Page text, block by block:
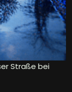
Straße bei